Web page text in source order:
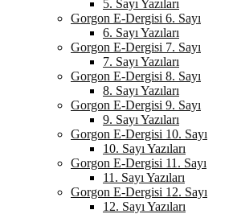
5. Sayı Yazıları
Gorgon E-Dergisi 6. Sayı
6. Sayı Yazıları
Gorgon E-Dergisi 7. Sayı
7. Sayı Yazıları
Gorgon E-Dergisi 8. Sayı
8. Sayı Yazıları
Gorgon E-Dergisi 9. Sayı
9. Sayı Yazıları
Gorgon E-Dergisi 10. Sayı
10. Sayı Yazıları
Gorgon E-Dergisi 11. Sayı
11. Sayı Yazıları
Gorgon E-Dergisi 12. Sayı
12. Sayı Yazıları